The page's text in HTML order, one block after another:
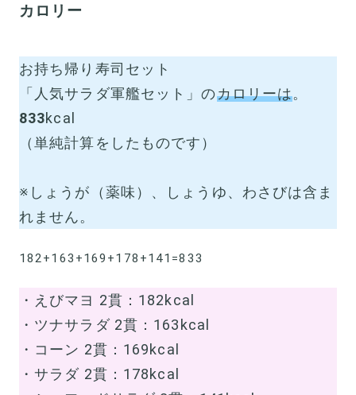
カロリー
お持ち帰り寿司セット
「人気サラダ軍艦セット」のカロリーは。
833kcal
（単純計算をしたものです）
※しょうが（薬味）、しょうゆ、わさびは含ま
れません。
182+163+169+178+141=833
・えびマヨ 2貫：182kcal
・ツナサラダ 2貫：163kcal
・コーン 2貫：169kcal
・サラダ 2貫：178kcal